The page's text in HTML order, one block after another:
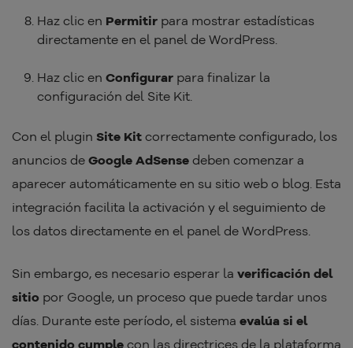
Haz clic en Permitir para mostrar estadísticas
directamente en el panel de WordPress.
Haz clic en Configurar para finalizar la
configuración del Site Kit.
Con el plugin Site Kit correctamente configurado, los
anuncios de Google AdSense deben comenzar a
aparecer automáticamente en su sitio web o blog. Esta
integración facilita la activación y el seguimiento de
los datos directamente en el panel de WordPress.
Sin embargo, es necesario esperar la verificación del
sitio por Google, un proceso que puede tardar unos
días. Durante este período, el sistema evalúa si el
contenido cumple con las directrices de la plataforma